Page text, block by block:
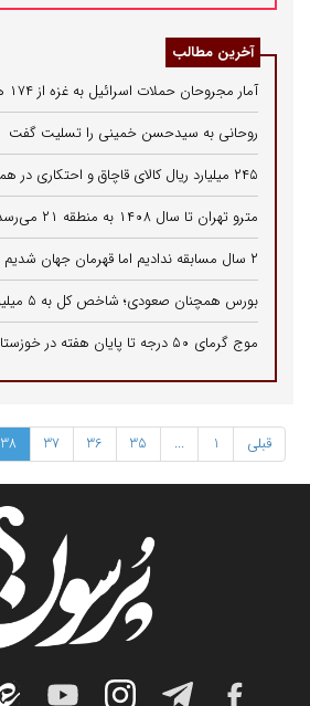
آخرین مطالب
آمار مجروحان حملات اسرائیل به غزه از ۱۷۴ هزار نفر گذشت
روحانی به سیدحسن خمینی را تسلیت گفت
۲۴۵ میلیارد ریال کالای قاچاق و احتکاری در همدان کشف شد
مترو تهران تا سال ۱۴۰۸ به منطقه ۲۱ می‌رسد
۲ سال مسابقه ندادیم اما قهرمان جهان شدیم
بورس همچنان صعودی؛ شاخص کل به ۵ میلیون و ۶۵۴ هزار واحد رسید
موج گرمای ۵۰ درجه تا پایان هفته در خوزستان ماندگار است
قبلی 1
...
35
36
37
38